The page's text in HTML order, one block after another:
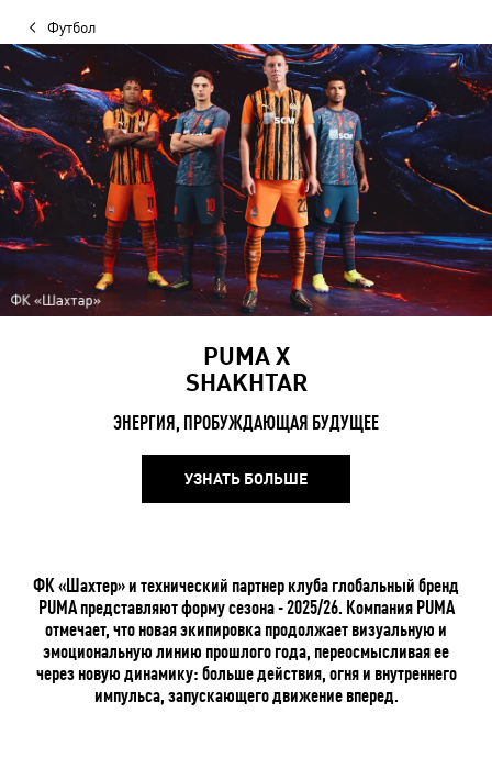
Футбол
PUMA X
SHAKHTAR
ЭНЕРГИЯ, ПРОБУЖДАЮЩАЯ БУДУЩЕЕ
УЗНАТЬ БОЛЬШЕ
ФК «Шахтер» и технический партнер клуба глобальный бренд
PUMA представляют форму сезона - 2025/26. Компания PUMA
отмечает, что новая экипировка продолжает визуальную и
эмоциональную линию прошлого года, переосмысливая ее
через новую динамику: больше действия, огня и внутреннего
импульса, запускающего движение вперед.